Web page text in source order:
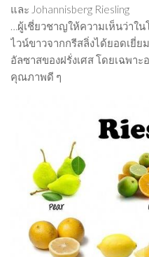
Travel & Tasted
Food
และ Johannisberg Riesling
…ผู้เชี่ยวชาญให้ความเห็นว่าใ
ไวน์ขาวจากกรีสลิ่งได้ยอดเยี่ย
อัลซาสของฝรั่งเศส โดยเฉพา
คุณภาพดี ๆ